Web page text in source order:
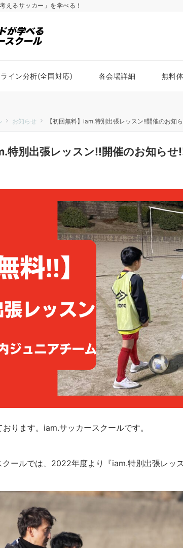
えるサッカー」を学べる！
イン分析(全国対応) 各会場詳細 無料
お知らせ 【初回無料】iam.特別出張レッスン‼︎開催のお知
特別出張レッスン‼︎開催のお知らせ
ります。iam.サッカースクールです。
ールでは、2022年度より『iam.特別出張レッ